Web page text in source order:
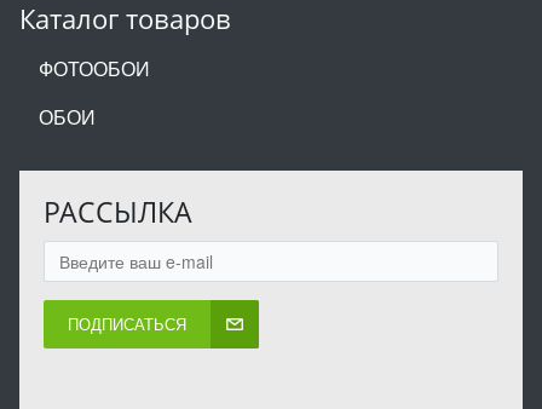
Каталог товаров
ФОТООБОИ
ОБОИ
РАССЫЛКА
ПОДПИСАТЬСЯ